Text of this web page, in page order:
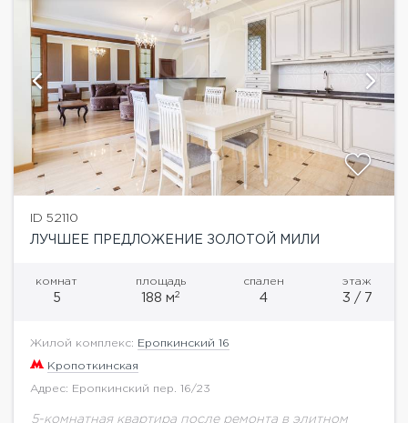
ID 52110
ЛУЧШЕЕ ПРЕДЛОЖЕНИЕ ЗОЛОТОЙ МИЛИ
комнат
5
площадь
188 м2
спален
4
этаж
3 / 7
Жилой комплекс: Еропкинский 16
Кропоткинская
Адрес: Еропкинский пер. 16/23
5-комнатная квартира после ремонта в элитном